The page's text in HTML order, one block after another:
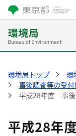
環境局トップ
環
事後調査等の受付
平成28年度 事後
平成28年